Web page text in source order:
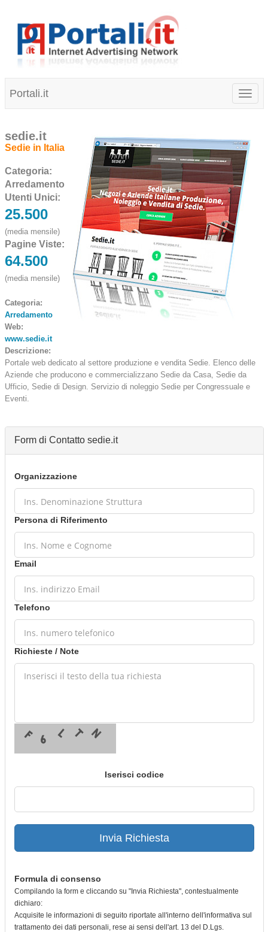
Portali.it
sedie.it
Sedie in Italia
Categoria:
Arredamento
Utenti Unici:
25.500
(media mensile)
Pagine Viste:
64.500
(media mensile)
Categoria:
Arredamento
Web:
www.sedie.it
Descrizione:
Portale web dedicato al settore produzione e vendita Sedie. Elenco delle
Aziende che producono e commercializzano Sedie da Casa, Sedie da
Ufficio, Sedie di Design. Servizio di noleggio Sedie per Congressuale e
Eventi.
Form di Contatto sedie.it
Organizzazione
Persona di Riferimento
Email
Telefono
Richieste / Note
Iserisci codice
Invia Richiesta
Formula di consenso
Compilando la form e cliccando su "Invia Richiesta", contestualmente
dichiaro:
Acquisite le informazioni di seguito riportate all'interno dell'informativa sul
trattamento dei dati personali, rese ai sensi dell'art. 13 del D.Lgs.